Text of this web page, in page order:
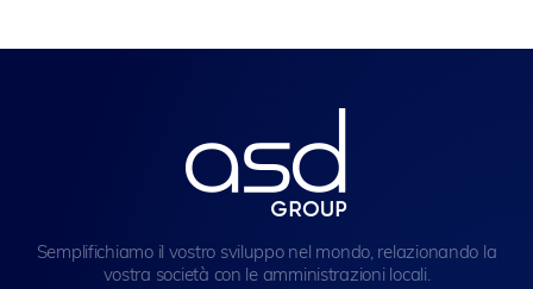
Semplifichiamo il vostro sviluppo nel mondo, relazionando la
vostra società con le amministrazioni locali.